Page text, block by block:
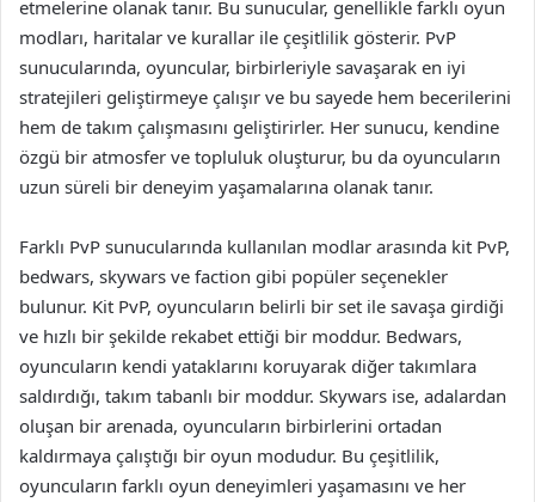
etmelerine olanak tanır. Bu sunucular, genellikle farklı oyun
modları, haritalar ve kurallar ile çeşitlilik gösterir. PvP
sunucularında, oyuncular, birbirleriyle savaşarak en iyi
stratejileri geliştirmeye çalışır ve bu sayede hem becerilerini
hem de takım çalışmasını geliştirirler. Her sunucu, kendine
özgü bir atmosfer ve topluluk oluşturur, bu da oyuncuların
uzun süreli bir deneyim yaşamalarına olanak tanır.
Farklı PvP sunucularında kullanılan modlar arasında kit PvP,
bedwars, skywars ve faction gibi popüler seçenekler
bulunur. Kit PvP, oyuncuların belirli bir set ile savaşa girdiği
ve hızlı bir şekilde rekabet ettiği bir moddur. Bedwars,
oyuncuların kendi yataklarını koruyarak diğer takımlara
saldırdığı, takım tabanlı bir moddur. Skywars ise, adalardan
oluşan bir arenada, oyuncuların birbirlerini ortadan
kaldırmaya çalıştığı bir oyun modudur. Bu çeşitlilik,
oyuncuların farklı oyun deneyimleri yaşamasını ve her